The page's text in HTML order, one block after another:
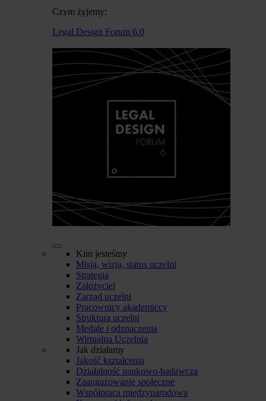
Czym żyjemy:
Legal Design Forum 6.0
Kim jesteśmy
Misja, wizja, status uczelni
Strategia
Założyciel
Zarząd uczelni
Pracownicy akademiccy
Struktura uczelni
Medale i odznaczenia
Wirtualna Uczelnia
Jak działamy
Jakość kształcenia
Działalność naukowo-badawcza
Zaangażowanie społeczne
Współpraca międzynarodowa